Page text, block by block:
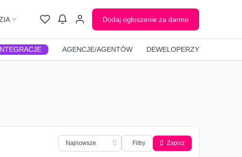
Dodaj ogłoszenie za darmo
AGENCJE/AGENTÓW DEWELOPERZY
Filtry Zapisz